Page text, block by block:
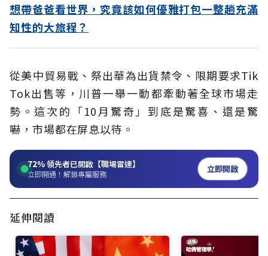
想帶爸爸看世界，究竟該如何優雅打包一整趟充滿
知性的大旅程？
從美中貿易戰、祭出華為出貨禁令、限期要求Tik
Tok出售等，川普一舉一動都牽動著全球市場走
勢。這次的「10月驚奇」到底是驚喜、還是驚
嚇，市場都在屏息以待。
72%領先者已開啟【職場雷達】
立即開通！解鎖專屬服務 立即開啟
延伸閱讀